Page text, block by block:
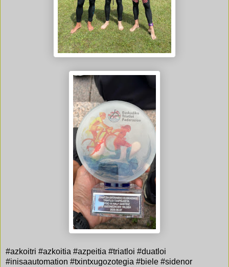
#azkoitri #azkoitia #azpeitia #triatloi #duatloi
#inisaautomation #txintxugozotegia #biele #sidenor